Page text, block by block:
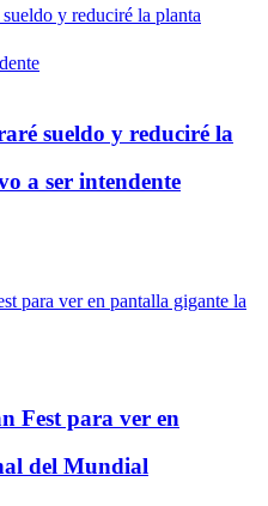
sueldo y reduciré la
a ser intendente
Fest para ver en
del Mundial